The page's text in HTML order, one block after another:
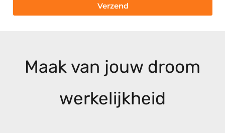
Verzend
Maak van jouw droom
werkelijkheid